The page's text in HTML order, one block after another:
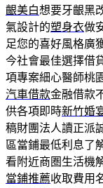
齦美白想要牙齦黑
氣設計的塑身衣做
足您的喜好風格廣
今社會最佳選擇借
項專案細心醫師桃
汽車借款金融借款
供各項即時新竹婚
稿財團法人讀正派
區當鋪最低利息了
看附近商圏生活機
當鋪推薦收取費用